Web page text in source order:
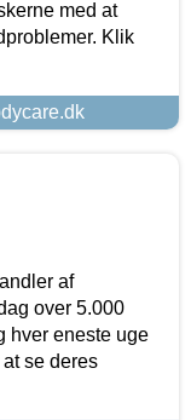
med at
Klik
af
over 5.000
hver eneste uge
se deres